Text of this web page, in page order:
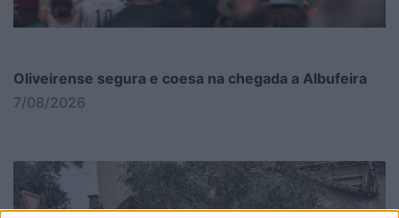
Oliveirense segura e coesa na chegada a Albufeira
7/08/2026